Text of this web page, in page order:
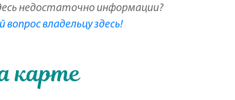
недостаточно информации?
вопрос владельцу здесь!
карте